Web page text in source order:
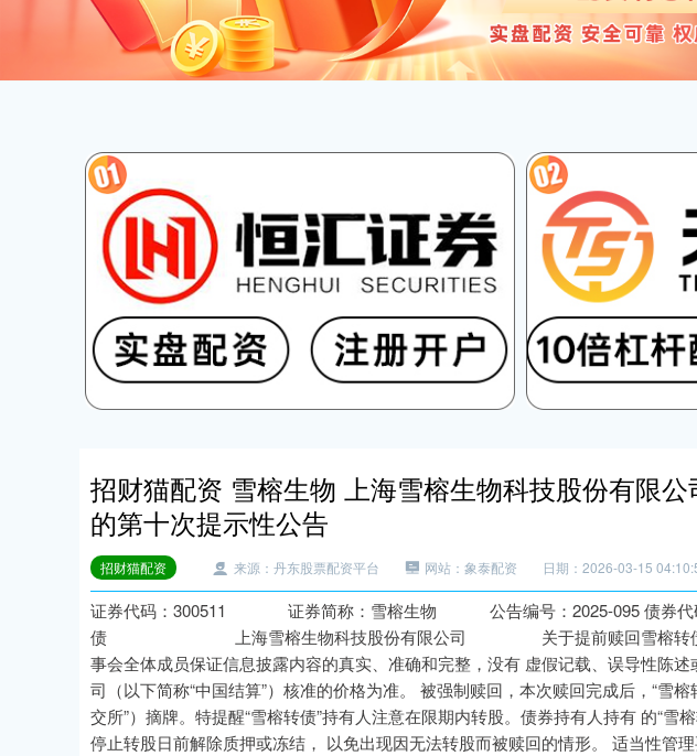
招财猫配资 雪榕生物 上海雪榕生物科技股份有限
的第十次提示性公告
招财猫配资 来源：丹东股票配资平台 网站：象泰配资 日期：2026-03-15
证券代码：300511 证券简称：雪榕生物 公告编号：2025-095 债券
债 上海雪榕生物科技股份有限公司 关于提前赎回雪榕转债的
事会全体成员保证信息披露内容的真实、准确和完整，没有 虚假记载、误导性陈
司（以下简称“中国结算”）核准的价格为准。 被强制赎回，本次赎回完成后，“雪
交所”）摘牌。特提醒“雪榕转债”持有人注意在限期内转股。债券持有人持有 的“雪
停止转股日前解除质押或冻结， 以免出现因无法转股而被赎回的情形。 适当性管